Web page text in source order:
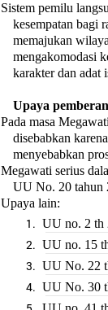
Sistem pemilu
kesempatan bagi
memajukan
mengakomodasi
karakter dan adat
Upaya
Pada masa
disebabkan
menyebabkan
Megawati serius
UU No. 20 tahun
Upaya lain:
UU no. 2 th
UU no. 15 th
UU No. 22 th
UU No. 30 th